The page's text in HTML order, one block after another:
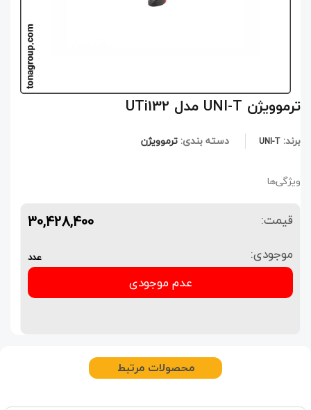
ترموویژن UNI-T مدل UTi132
برند: UNI-T دسته بندی: ترموویژن
ویژگی‌ها
قیمت: 30,428,400
موجودی: عدد
عدم موجودی
محصولات مرتبط